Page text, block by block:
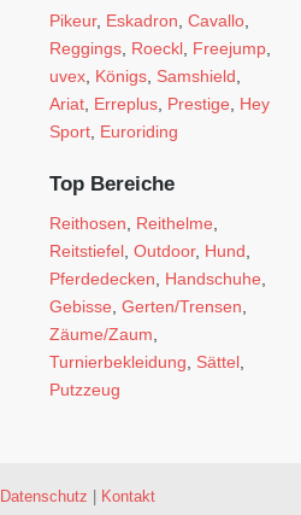
Pikeur, Eskadron, Cavallo,
Reggings, Roeckl, Freejump,
uvex, Königs, Samshield,
Ariat, Erreplus, Prestige, Hey
Sport, Euroriding
Top Bereiche
Reithosen, Reithelme,
Reitstiefel, Outdoor, Hund,
Pferdedecken, Handschuhe,
Gebisse, Gerten/Trensen,
Zäume/Zaum,
Turnierbekleidung, Sättel,
Putzzeug
Datenschutz | Kontakt